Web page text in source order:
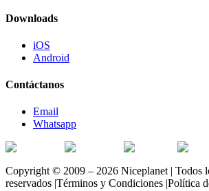
Downloads
iOS
Android
Contáctanos
Email
Whatsapp
Copyright © 2009 – 2026 Niceplanet | Todos
reservados | Términos y Condiciones Política